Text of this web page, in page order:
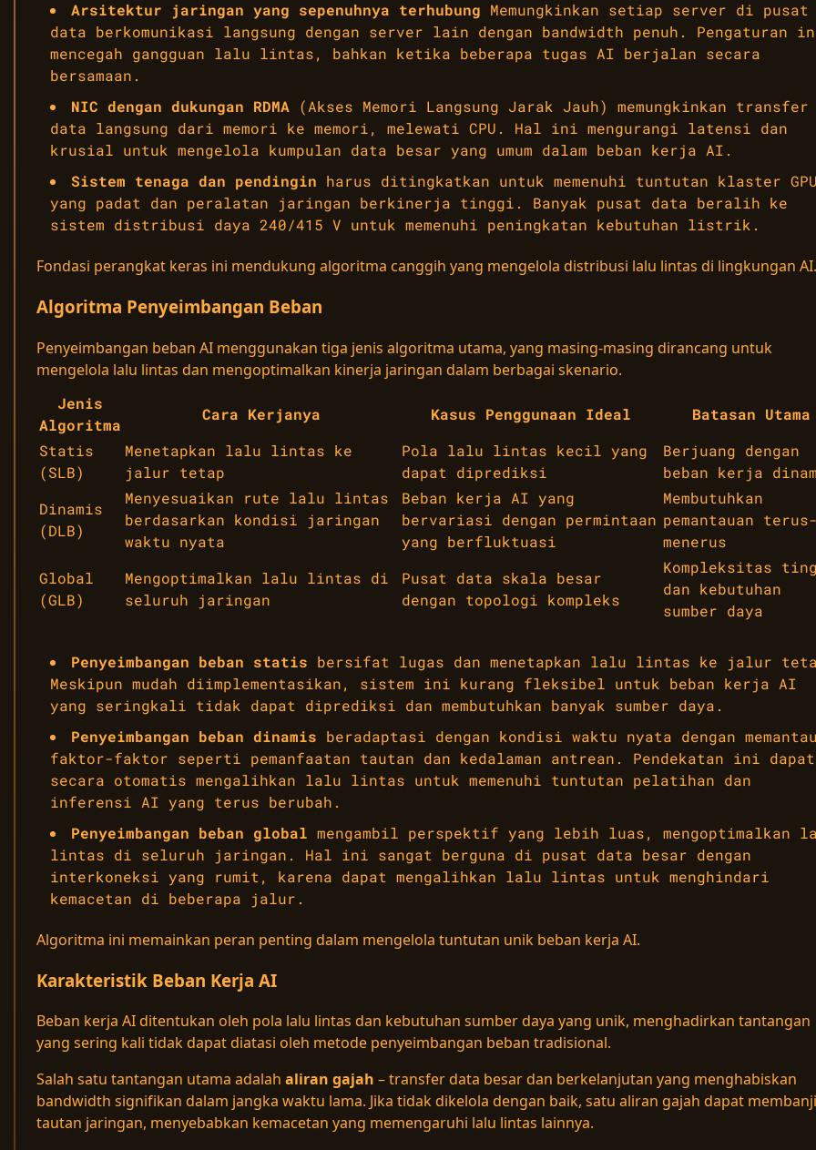
Arsitektur jaringan yang sepenuhnya terhubung Memungkinkan setiap server di pusat
data berkomunikasi langsung dengan server lain dengan bandwidth penuh. Pengaturan
mencegah gangguan lalu lintas, bahkan ketika beberapa tugas AI berjalan secara
bersamaan.
NIC dengan dukungan RDMA (Akses Memori Langsung Jarak Jauh) memungkinkan transfer
data langsung dari memori ke memori, melewati CPU. Hal ini mengurangi latensi dan
krusial untuk mengelola kumpulan data besar yang umum dalam beban kerja AI.
Sistem tenaga dan pendingin harus ditingkatkan untuk memenuhi tuntutan klaster
yang padat dan peralatan jaringan berkinerja tinggi. Banyak pusat data beralih ke
sistem distribusi daya 240/415 V untuk memenuhi peningkatan kebutuhan listrik.
Fondasi perangkat keras ini mendukung algoritma canggih yang mengelola distribusi lalu lintas di lingkungan AI.
Algoritma Penyeimbangan Beban
Penyeimbangan beban AI menggunakan tiga jenis algoritma utama, yang masing-masing dirancang untuk
mengelola lalu lintas dan mengoptimalkan kinerja jaringan dalam berbagai skenario.
Jenis
Algoritma
Cara Kerjanya Kasus Penggunaan Ideal
Batasan Utama
Statis
(SLB)
Menetapkan lalu lintas ke
jalur tetap
Pola lalu lintas kecil yang
dapat diprediksi
Berjuang dengan
beban kerja
Dinamis
(DLB)
Menyesuaikan rute lalu lintas
berdasarkan kondisi jaringan
waktu nyata
Beban kerja AI yang
bervariasi dengan permintaan
yang berfluktuasi
Membutuhkan
pemantauan
menerus
Global
(GLB)
Mengoptimalkan lalu lintas di
seluruh jaringan
Pusat data skala besar
dengan topologi kompleks
Kompleksitas
dan kebutuhan
sumber daya
Penyeimbangan beban statis bersifat lugas dan menetapkan lalu lintas ke jalur
Meskipun mudah diimplementasikan, sistem ini kurang fleksibel untuk beban kerja AI
yang seringkali tidak dapat diprediksi dan membutuhkan banyak sumber daya.
Penyeimbangan beban dinamis beradaptasi dengan kondisi waktu nyata dengan
faktor-faktor seperti pemanfaatan tautan dan kedalaman antrean. Pendekatan ini dapat
secara otomatis mengalihkan lalu lintas untuk memenuhi tuntutan pelatihan dan
inferensi AI yang terus berubah.
Penyeimbangan beban global mengambil perspektif yang lebih luas, mengoptimalkan
lintas di seluruh jaringan. Hal ini sangat berguna di pusat data besar dengan
interkoneksi yang rumit, karena dapat mengalihkan lalu lintas untuk menghindari
kemacetan di beberapa jalur.
Algoritma ini memainkan peran penting dalam mengelola tuntutan unik beban kerja AI.
Karakteristik Beban Kerja AI
Beban kerja AI ditentukan oleh pola lalu lintas dan kebutuhan sumber daya yang unik, menghadirkan tantangan
yang sering kali tidak dapat diatasi oleh metode penyeimbangan beban tradisional.
Salah satu tantangan utama adalah aliran gajah – transfer data besar dan berkelanjutan yang menghabiskan
bandwidth signifikan dalam jangka waktu lama. Jika tidak dikelola dengan baik, satu aliran gajah dapat
tautan jaringan, menyebabkan kemacetan yang memengaruhi lalu lintas lainnya.